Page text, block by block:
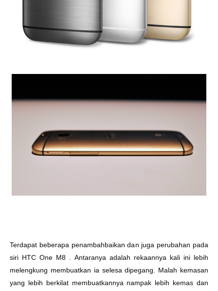
Terdapat beberapa penambahbaikan dan juga perubahan pada
siri HTC One M8 . Antaranya adalah rekaannya kali ini lebih
melengkung membuatkan ia selesa dipegang. Malah kemasan
yang lebih berkilat membuatkannya nampak lebih kemas dan